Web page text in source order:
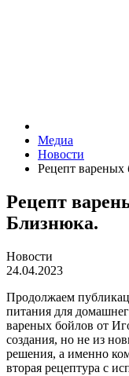
Медиа
Новости
Рецепт вареных
Рецепт
Близнюка.
Новости
24.04.2023
Продолжаем
питания для
вареных бойлов от
создания, но не из
решения, а именно
вторая рецептура с